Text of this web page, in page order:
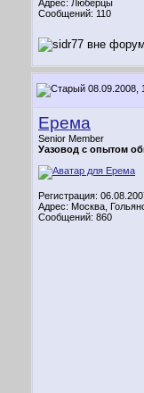
Адрес: Люберцы
Сообщений: 110
08.09.2008,
Ерема
Senior Member
Уазовод с опытом
Регистрация:
Адрес: Москва,
Сообщений: 860